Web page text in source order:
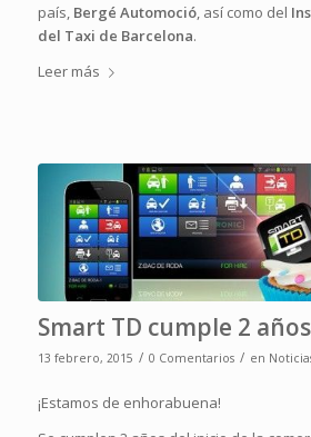
país, Bergé Automoció, así como del
del Taxi de Barcelona.
Leer más
Smart TD cumple 2 años
13 febrero, 2015 / 0 Comentarios / en
¡Estamos de enhorabuena!